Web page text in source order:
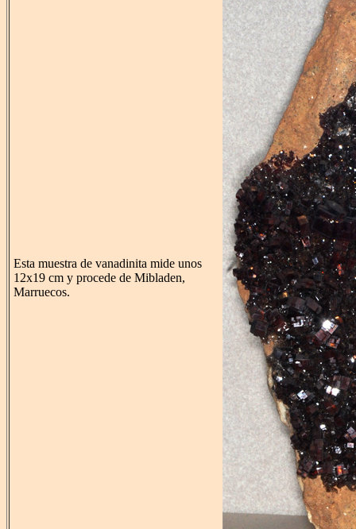
Esta muestra de vanadinita mide unos
12x19 cm y procede de Mibladen,
Marruecos.